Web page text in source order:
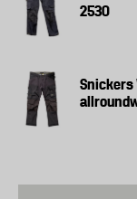
2530
Snickers